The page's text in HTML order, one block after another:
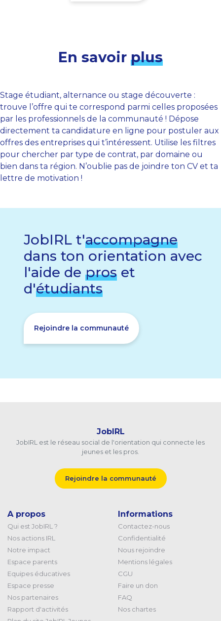
En savoir plus
Stage étudiant, alternance ou stage découverte :
trouve l’offre qui te correspond parmi celles proposées
par les professionnels de la communauté ! Dépose
directement ta candidature en ligne pour postuler aux
offres des entreprises qui t’intéressent. Utilise les filtres
pour chercher par type de contrat, par domaine ou
bien dans ta région. N’oublie pas de joindre ton CV et ta
lettre de motivation !
JobIRL t'accompagne
dans ton orientation avec
l'aide de pros et
d'étudiants
Rejoindre la communauté
JobIRL
JobIRL est le réseau social de l'orientation qui connecte les
jeunes et les pros.
Rejoindre la communauté
A propos
Qui est JobIRL ?
Nos actions IRL
Notre impact
Espace parents
Equipes éducatives
Espace presse
Nos partenaires
Rapport d'activités
Informations
Contactez-nous
Confidentialité
Nous rejoindre
Mentions légales
CGU
Faire un don
FAQ
Nos chartes